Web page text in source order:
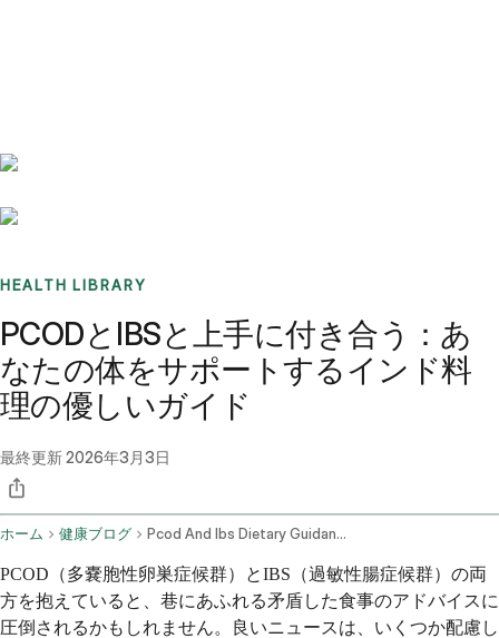
HEALTH LIBRARY
PCODとIBSと上手に付き合う：あ
なたの体をサポートするインド料
理の優しいガイド
最終更新2026年3月3日
ホーム 健康ブログ Pcod And Ibs Dietary Guidance And Indian Recipes
PCOD（多嚢胞性卵巣症候群）とIBS（過敏性腸症候群）の両
方を抱えていると、巷にあふれる矛盾した食事のアドバイスに
圧倒されるかもしれません。良いニュースは、いくつか配慮し